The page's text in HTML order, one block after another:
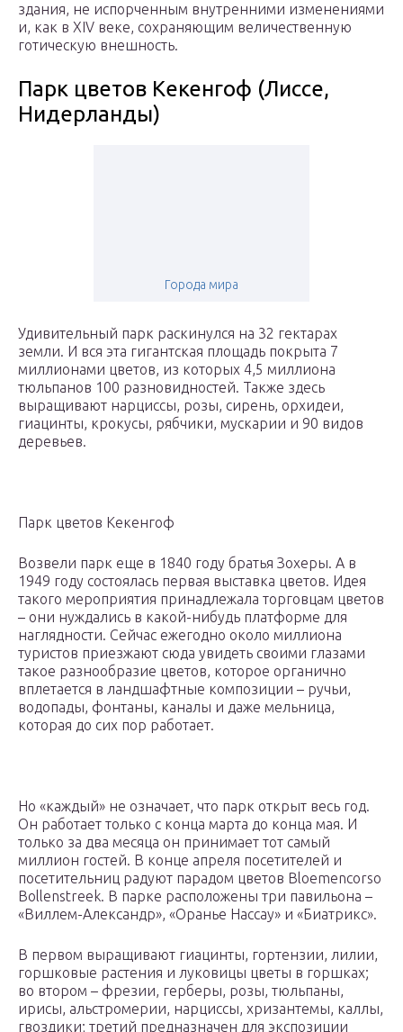
здания, не испорченным внутренними изменениями
и, как в XIV веке, сохраняющим величественную
готическую внешность.
Парк цветов Кекенгоф (Лиссе,
Нидерланды)
Города мира
Удивительный парк раскинулся на 32 гектарах
земли. И вся эта гигантская площадь покрыта 7
миллионами цветов, из которых 4,5 миллиона
тюльпанов 100 разновидностей. Также здесь
выращивают нарциссы, розы, сирень, орхидеи,
гиацинты, крокусы, рябчики, мускарии и 90 видов
деревьев.
Парк цветов Кекенгоф
Возвели парк еще в 1840 году братья Зохеры. А в
1949 году состоялась первая выставка цветов. Идея
такого мероприятия принадлежала торговцам цветов
– они нуждались в какой-нибудь платформе для
наглядности. Сейчас ежегодно около миллиона
туристов приезжают сюда увидеть своими глазами
такое разнообразие цветов, которое органично
вплетается в ландшафтные композиции – ручьи,
водопады, фонтаны, каналы и даже мельница,
которая до сих пор работает.
Но «каждый» не означает, что парк открыт весь год.
Он работает только с конца марта до конца мая. И
только за два месяца он принимает тот самый
миллион гостей. В конце апреля посетителей и
посетительниц радуют парадом цветов Bloemencorso
Bollenstreek. В парке расположены три павильона –
«Виллем-Александр», «Оранье Нассау» и «Биатрикс».
В первом выращивают гиацинты, гортензии, лилии,
горшковые растения и луковицы цветы в горшках;
во втором – фрезии, герберы, розы, тюльпаны,
ирисы, альстромерии, нарциссы, хризантемы, каллы,
гвоздики; третий предназначен для экспозиции